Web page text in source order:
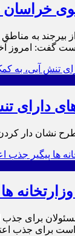
گفت: امروز
دارای
برای
برای جذب